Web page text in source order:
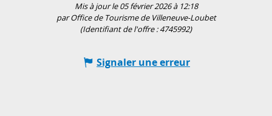
Mis à jour le 05 février 2026 à 12:18
par Office de Tourisme de Villeneuve-Loubet
(Identifiant de l'offre :4745992)
Signaler une erreur